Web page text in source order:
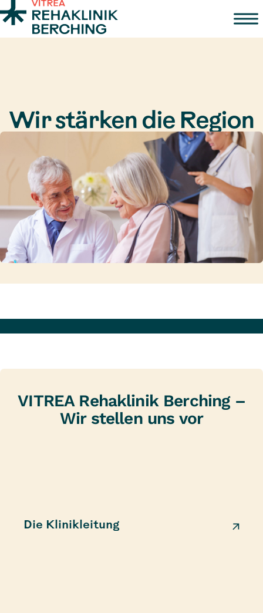
Zum Inhalt springen
Wir stärken die Region
VITREA Rehaklinik Berching –
Wir stellen uns vor
Die Klinikleitung